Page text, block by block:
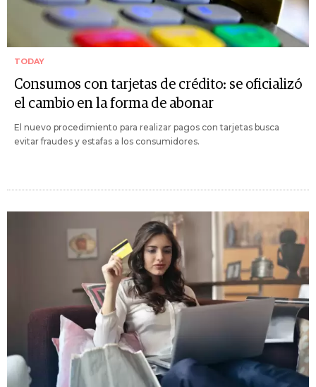
TODAY
Consumos con tarjetas de crédito: se oficializó
el cambio en la forma de abonar
El nuevo procedimiento para realizar pagos con tarjetas busca
evitar fraudes y estafas a los consumidores.